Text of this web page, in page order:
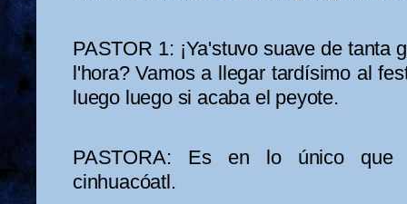
PASTOR 1: ¡Ya'stuvo suave de tanta
l'hora? Vamos a llegar tardísimo al
luego luego si acaba el peyote.
PASTORA: Es en lo único que
cinhuacóatl.